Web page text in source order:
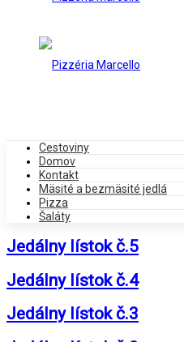
Cestoviny
Domov
Kontakt
Mäsité a bezmäsité jedlá
Pizza
Šaláty
Jedálny lístok č.5
Jedálny lístok č.4
Jedálny lístok č.3